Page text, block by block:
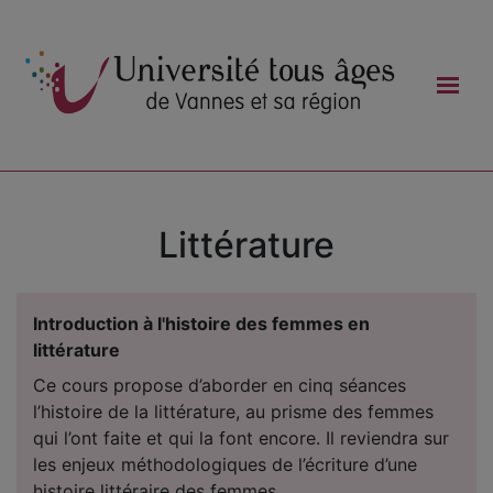
Littérature
Introduction à l'histoire des femmes en
littérature
Ce cours propose d’aborder en cinq séances
l’histoire de la littérature, au prisme des femmes
qui l’ont faite et qui la font encore. Il reviendra sur
les enjeux méthodologiques de l’écriture d’une